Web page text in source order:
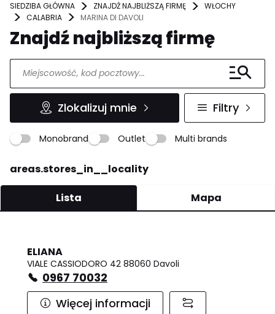
SIEDZIBA GŁÓWNA ZNAJDŹ NAJBLIŻSZĄ FIRMĘ
WŁOCHY
CALABRIA
MARINA DI DAVOLI
Znajdź najbliższą firmę
Zlokalizuj mnie Filtry
Monobrand Outlet Multi brands
areas.stores_in__locality
Lista Mapa
ELIANA
VIALE CASSIODORO 42 88060 Davoli
0967 70032
Więcej informacji